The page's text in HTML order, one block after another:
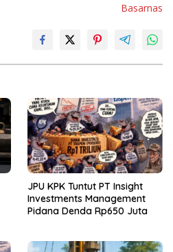
Basarnas
JPU KPK Tuntut PT Insight
Investments Management
Pidana Denda Rp650 Juta